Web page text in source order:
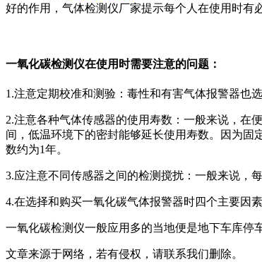
好的作用，气体检测仪厂家提示每个人在使用时有
一氧化碳检测仪在使用时需要注意的问题：
1.注意定期校准和测验：毒性和有害气体报警器也
2.注意各种气体传感器的使用寿数：一般来说，在
间，低温环境下的密封能够延长使用寿数。因为固
数约为1年。
3.应注意不同传感器之间的检测搅扰：一般来说，
4.在选择和购买一氧化碳气体报警器时四个主要因
一氧化碳检测仪一般应用多的当地便是地下车库停
文章来源于网络，若有侵权，请联系我们删除。